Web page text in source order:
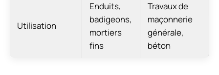
Utilisation
Enduits,
badigeons,
mortiers
fins
Travaux de
maçonnerie
générale,
béton